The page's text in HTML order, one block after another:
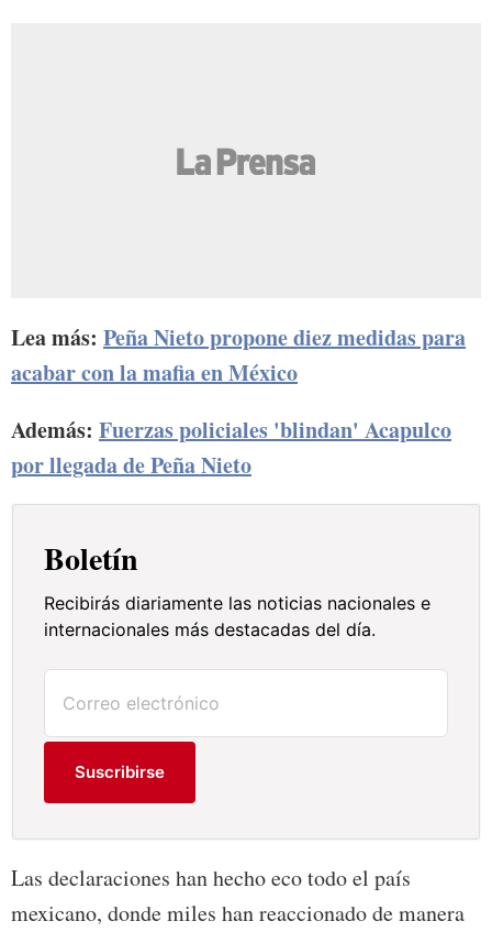
Lea más: Peña Nieto propone diez medidas para
acabar con la mafia en México
Además: Fuerzas policiales 'blindan' Acapulco
por llegada de Peña Nieto
Boletín
Recibirás diariamente las noticias nacionales e
internacionales más destacadas del día.
Suscribirse
Las declaraciones han hecho eco todo el país
mexicano, donde miles han reaccionado de manera